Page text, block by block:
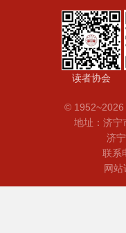
读者协会
© 1952~2026
地址：济宁
济
联系
网